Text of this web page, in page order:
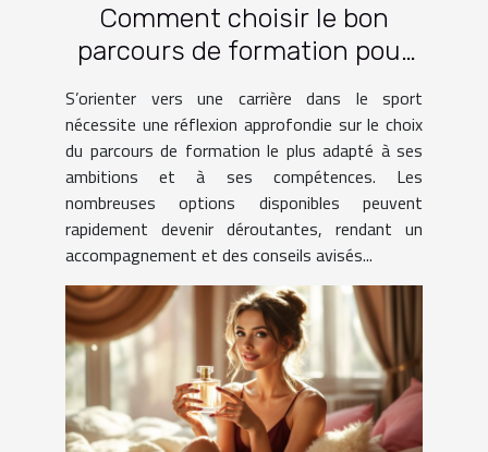
Comment choisir le bon
parcours de formation pour
S’orienter vers une carrière dans le sport
nécessite une réflexion approfondie sur le choix
du parcours de formation le plus adapté à ses
ambitions et à ses compétences. Les
nombreuses options disponibles peuvent
rapidement devenir déroutantes, rendant un
accompagnement et des conseils avisés...